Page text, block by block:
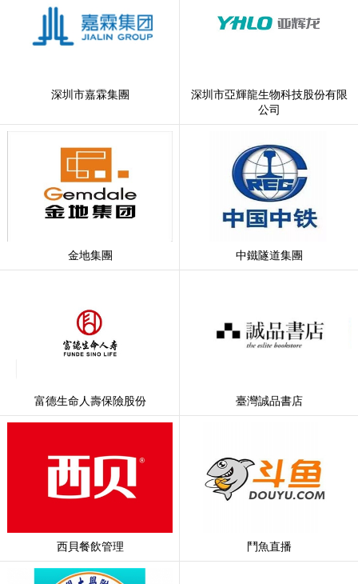
深圳市嘉霖集團
深圳市亞輝龍生物科技股份有限
公司
金地集團 中鐵隧道集團
富德生命人壽保險股份 臺灣誠品書店
西貝餐飲管理 鬥魚直播